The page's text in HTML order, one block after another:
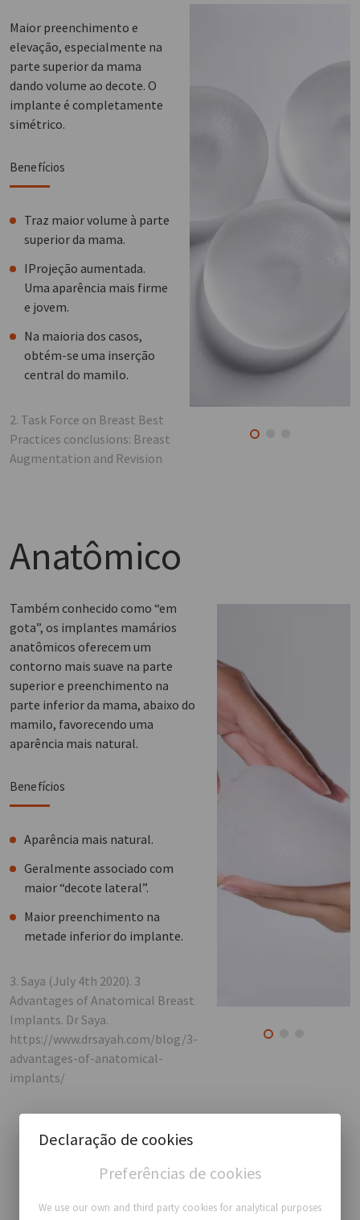
Maior preenchimento e
elevação, especialmente na
parte superior da mama
dando volume ao decote. O
implante é completamente
simétrico.
Benefícios
Traz maior volume à parte
superior da mama.
IProjeção aumentada.
Uma aparência mais firme
e jovem.
Na maioria dos casos,
obtém-se uma inserção
central do mamilo.
2. Task Force on Breast Best
Practices conclusions: Breast
Augmentation and Revision
Anatômico
Também conhecido como “em
gota”, os implantes mamários
anatômicos oferecem um
contorno mais suave na parte
superior e preenchimento na
parte inferior da mama, abaixo do
mamilo, favorecendo uma
aparência mais natural.
Benefícios
Aparência mais natural.
Geralmente associado com
maior “decote lateral”.
Maior preenchimento na
metade inferior do implante.
3. Saya (July 4th 2020). 3
Advantages of Anatomical Breast
Implants. Dr Saya.
https://www.drsayah.com/blog/3-
advantages-of-anatomical-
implants/
Declaração de cookies
Preferências de cookies
We use our own and third party cookies for analytical purposes